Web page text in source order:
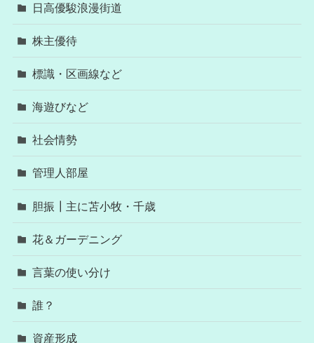
日高優駿浪漫街道
株主優待
標識・区画線など
海遊びなど
社会情勢
管理人部屋
胆振┃主に苫小牧・千歳
花＆ガーデニング
言葉の使い分け
誰？
資産形成